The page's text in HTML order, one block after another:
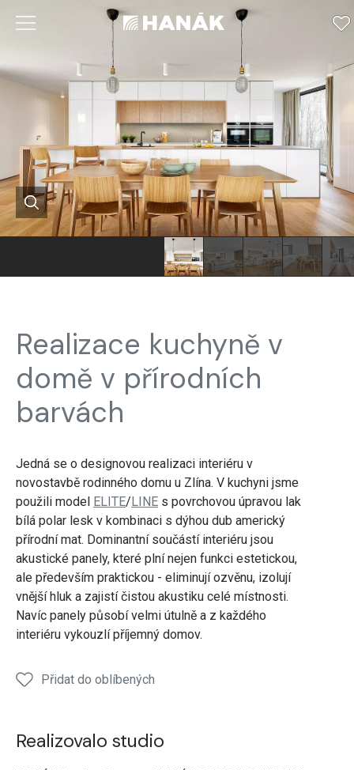
Realizace kuchyně v
domě v přírodních
barvách
Jedná se o designovou realizaci interiéru v
novostavbě rodinného domu u Zlína. V kuchyni jsme
použili model ELITE/LINE s povrchovou úpravou lak
bílá polar lesk v kombinaci s dýhou dub americký
přírodní mat. Dominantní součástí interiéru jsou
akustické panely, které plní nejen funkci estetickou,
ale především praktickou - eliminují ozvěnu, izolují
vnější hluk a zajistí čistou akustiku celé místnosti.
Navíc panely působí velmi útulně a z každého
interiéru vykouzlí příjemný domov.
Přidat do oblíbených
Realizovalo studio